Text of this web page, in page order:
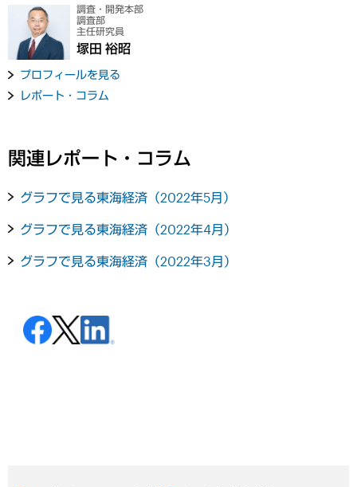
調査・開発本部
調査部
主任研究員
塚田 裕昭
プロフィールを見る
レポート・コラム
関連レポート・コラム
グラフで見る東海経済（2022年5月）
グラフで見る東海経済（2022年4月）
グラフで見る東海経済（2022年3月）